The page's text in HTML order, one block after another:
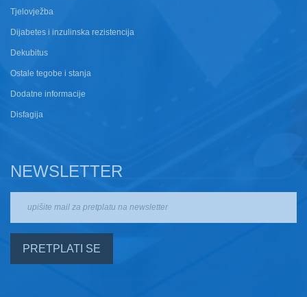
Tjelovježba
Dijabetes i inzulinska rezistencija
Dekubitus
Ostale tegobe i stanja
Dodatne informacije
Disfagija
NEWSLETTER
PRETPLATI SE